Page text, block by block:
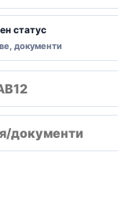
статус
документи